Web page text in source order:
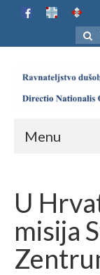
for:
Menu
Ustroj
Adresar
Karta
U
misija